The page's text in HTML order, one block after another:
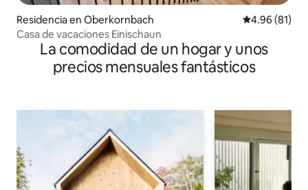
Residencia en Oberkornbach Calificación
4.96 (81)
Casa de vacaciones Einischaun
La comodidad de un hogar y unos
precios mensuales fantásticos